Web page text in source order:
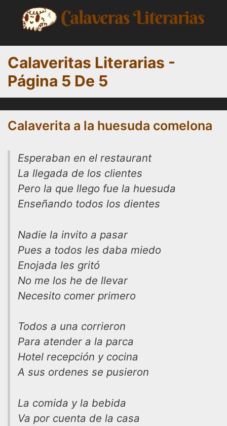
contenido
Calaveritas Literarias -
Página 5 De 5
Calaverita a la huesuda comelona
Esperaban en el restaurant
La llegada de los clientes
Pero la que llego fue la huesuda
Enseñando todos los dientes
Nadie la invito a pasar
Pues a todos les daba miedo
Enojada les gritó
No me los he de llevar
Necesito comer primero
Todos a una corrieron
Para atender a la parca
Hotel recepción y cocina
A sus ordenes se pusieron
La comida y la bebida
Va por cuenta de la casa